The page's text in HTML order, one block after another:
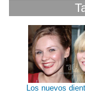
Los nuevos